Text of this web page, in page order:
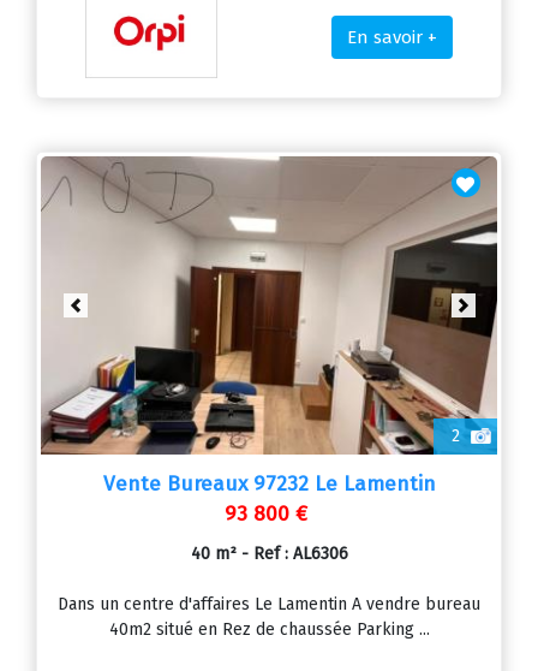
En savoir +
2
Previous Next
Vente Bureaux 97232 Le Lamentin
93 800 €
40 m² - Ref : AL6306
Dans un centre d'affaires Le Lamentin A vendre bureau
40m2 situé en Rez de chaussée Parking ...